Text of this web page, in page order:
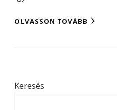
OLVASSON TOVÁBB
Keresés